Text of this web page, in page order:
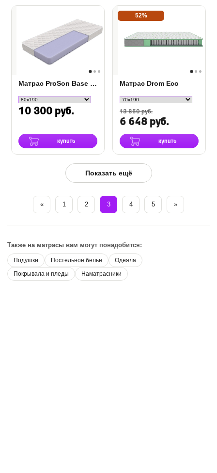
Матрас ProSon Base Flex S
10 300 руб.
купить
52%
Матрас Drom Eco
13 850 руб.
6 648 руб.
купить
Показать ещё
« 1 2 3 4 5 »
Также на матрасы вам могут понадобится:
Подушки Постельное белье
Одеяла
Покрывала и пледы
Наматрасники